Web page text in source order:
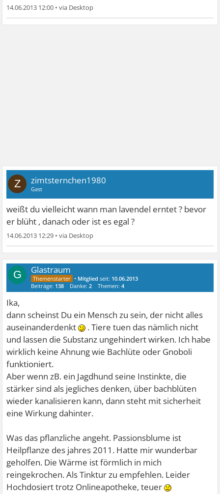
14.06.2013 12:00 •
Z zimtsternchen1980
Gast
weißt du vielleicht wann man lavendel erntet ? bevor
er blüht , danach oder ist es egal ?
14.06.2013 12:29 •
G Glastraum
• Mitglied seit: 10.06.2013
Beiträge: 138 Danke:2 Themen:4
Ika,
dann scheinst Du ein Mensch zu sein, der nicht alles
auseinanderdenkt
. Tiere tuen das nämlich nicht
und lassen die Substanz ungehindert wirken. Ich habe
wirklich keine Ahnung wie Bachlüte oder Gnoboli
funktioniert.
Aber wenn zB. ein Jagdhund seine Instinkte, die
stärker sind als jegliches denken, über bachblüten
wieder kanalisieren kann, dann steht mit sicherheit
eine Wirkung dahinter.
Was das pflanzliche angeht. Passionsblume ist
Heilpflanze des jahres 2011. Hatte mir wunderbar
geholfen. Die Wärme ist förmlich in mich
reingekrochen. Als Tinktur zu empfehlen. Leider
Hochdosiert trotz Onlineapotheke, teuer